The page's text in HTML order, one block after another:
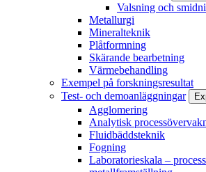
Valsning och
Metallurgi
Mineralteknik
Plåtformning
Skärande bearbetning
Värmebehandling
Exempel på forskningsresultat
Test- och demoanläggningar
Agglomering
Analytisk
Fluidbäddsteknik
Fogning
Laboratorieskala –